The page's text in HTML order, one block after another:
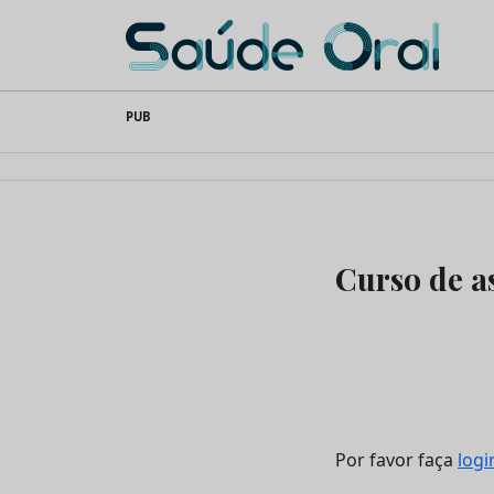
content
Saúde Oral
PUB
Curso de
Por favor faça